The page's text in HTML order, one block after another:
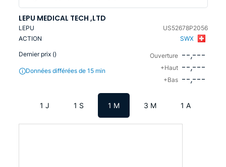
LEPU MEDICAL TECH ,LTD
LEPU
US52678P2056
ACTION
SWX
Dernier prix ()
Données différées de 15 min
Ouverture --,---
+Haut --,---
+Bas --,---
1 J 1 S 1 M 3 M 1 A